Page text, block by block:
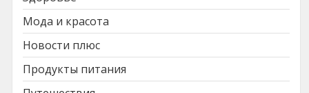
Мода и красота
Новости плюс
Продукты питания